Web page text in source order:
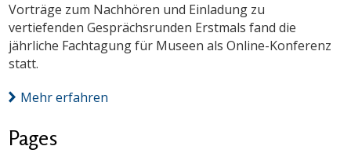
Vorträge zum Nachhören und Einladung zu
vertiefenden Gesprächsrunden Erstmals fand die
jährliche Fachtagung für Museen als Online-Konferenz
statt.
Mehr erfahren
Pages